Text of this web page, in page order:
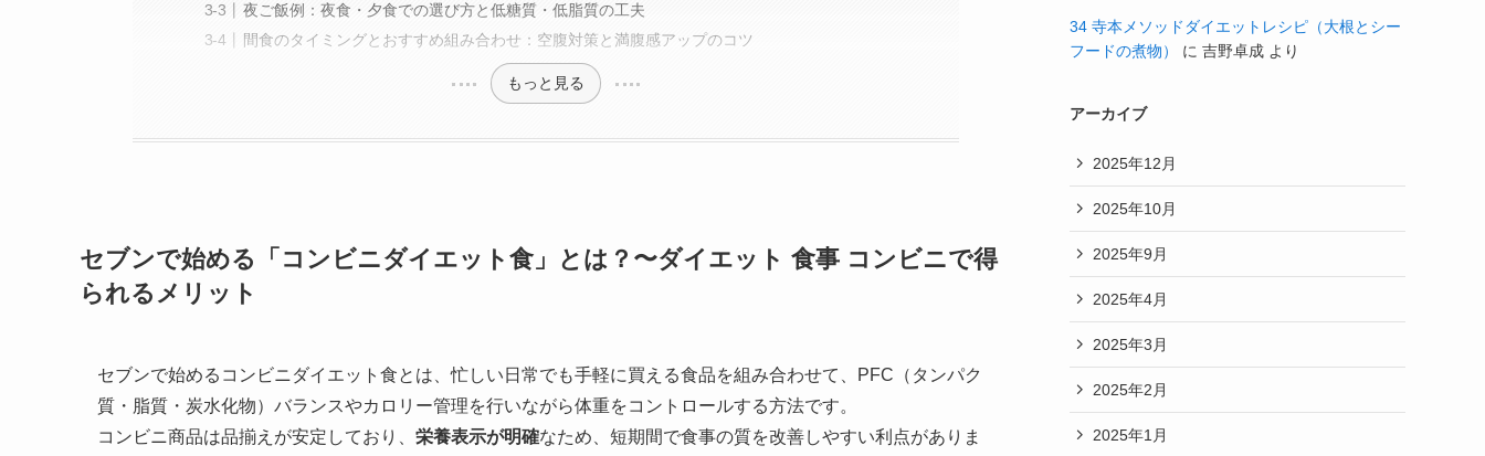
夜ご飯例：夜食・夕食での選び方と低糖質・低脂質の工夫
間食のタイミングとおすすめ組み合わせ：空腹対策と満腹感アップのコツ
もっと見る
セブンで始める「コンビニダイエット食」とは？〜ダイエット 食事 コンビニで得
られるメリット
セブンで始めるコンビニダイエット食とは、忙しい日常でも手軽に買える食品を組み合わせて、PFC（タンパク
質・脂質・炭水化物）バランスやカロリー管理を行いながら体重をコントロールする方法です。
コンビニ商品は品揃えが安定しており、 栄養表示が明確なため、短期間で食事の質を改善しやすい利点がありま
34 寺本メソッドダイエットレシピ（大根とシー
フードの煮物）
に 吉野卓成 より
アーカイブ
2025年12月
2025年10月
2025年9月
2025年4月
2025年3月
2025年2月
2025年1月